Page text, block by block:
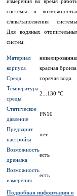
системы и
слива/заполнения
Для водяных
систем.
Материал
корпуса
красная бронза
Среда
горячая вода
Температура
среды
2...130 °С
Статическое
давление
PN10
Предварит.
настройка
нет
Возможность
дренажа
есть
Возможность
измерения
есть
Подробная информация о